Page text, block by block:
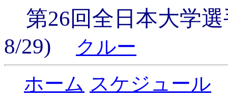
第26回全日本大学選
8/29)
クルー
ホーム スケジュール